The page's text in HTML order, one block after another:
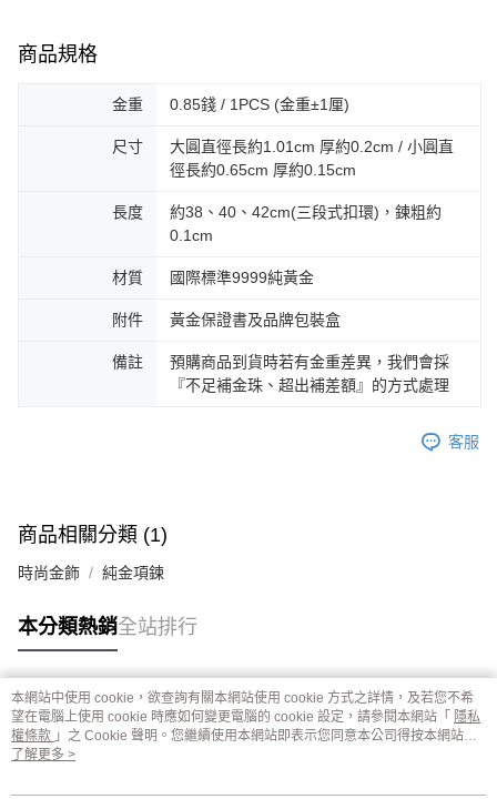
商品規格
金重 0.85錢 / 1PCS (金重±1厘)
尺寸
大圓直徑長約1.01cm 厚約0.2cm / 小圓直
徑長約0.65cm 厚約0.15cm
長度
約38、40、42cm(三段式扣環)，鍊粗約
0.1cm
材質 國際標準9999純黃金
附件 黃金保證書及品牌包裝盒
備註
預購商品到貨時若有金重差異，我們會採
『不足補金珠、超出補差額』的方式處理
客服
商品相關分類 (1)
時尚金飾 純金項鍊
本分類熱銷全站排行
熱門標籤
本網站中使用 cookie，欲查詢有關本網站使用 cookie 方式之詳情，及若您不希
望在電腦上使用 cookie 時應如何變更電腦的 cookie 設定，請參閱本網站「 隱私
權條款 」之 Cookie 聲明。您繼續使用本網站即表示您同意本公司得按本網站使
用條款之 Cookie 聲明使用 cookie。
了解更多 >